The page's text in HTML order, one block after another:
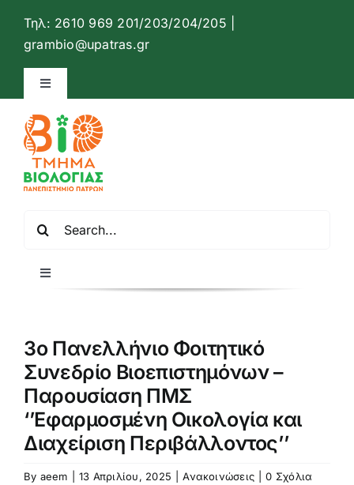
περιεχόμενο
Τηλ: 2610 969 201/203/204/205 |
grambio@upatras.gr
Toggle
Ιστότοπος Τμήματος Βιολογίας
Επικοινωνία
Ελληνικά
Toggle
Navigation
Προκήρυξη – αίτηση
Κανονισμός
Πληροφορίες Μεταπτυχιακών Σπουδών
3ο Πανελλήνιο Φοιτητικό
Συνεδρίο Βιοεπιστημόνων –
Παρουσίαση ΠΜΣ
‘’Εφαρμοσμένη Οικολογία και
Διαχείριση Περιβάλλοντος’’
By aeem 13 Απριλίου, 2025 Ανακοινώσεις 0 Σχόλια